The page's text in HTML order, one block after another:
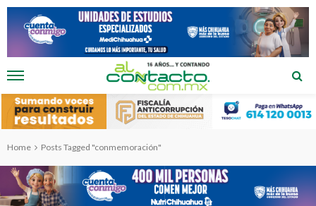
Home Posts Tagged "conmemoración"